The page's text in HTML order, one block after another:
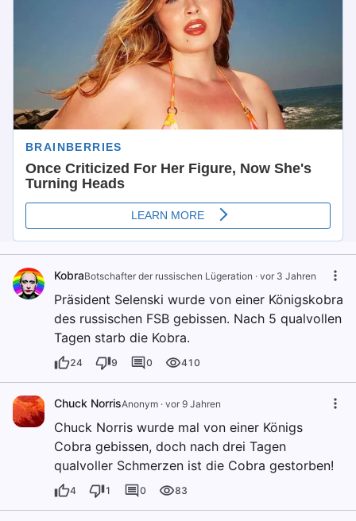
KobraBotschafter der russischen Lügeration · vor 3 Jahren
Präsident Selenski wurde von einer Königskobra
des russischen FSB gebissen. Nach 5 qualvollen
Tagen starb die Kobra.
24 9 0 410
Chuck NorrisAnonym · vor 9 Jahren
Chuck Norris wurde mal von einer Königs
Cobra gebissen, doch nach drei Tagen
qualvoller Schmerzen ist die Cobra gestorben!
4 1 0 83